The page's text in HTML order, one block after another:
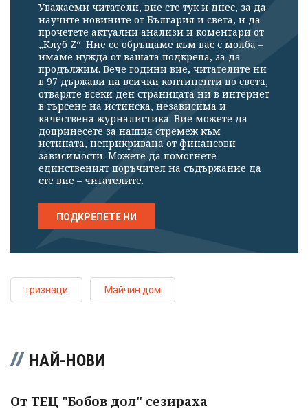
излязохте от
профила си!
Уважаеми читатели, вие сте тук и днес, за да
научите новините от България и света, и да
прочетете актуални анализи и коментари от
„Клуб Z“. Ние се обръщаме към вас с молба –
имаме нужда от вашата подкрепа, за да
продължим. Вече години вие, читателите ни
в 97 държави на всички континенти по света,
отваряте всеки ден страницата ни в интернет
в търсене на истинска, независима и
качествена журналистика. Вие можете да
допринесете за нашия стремеж към
истината, неприкривана от финансови
зависимости. Можете да помогнете
единственият поръчител на съдържание да
сте вие – читателите.
ПОДКРЕПЕТЕ НИ
тризнаци Майчин дом
НАЙ-НОВИ
От ТЕЦ "Бобов дол" сезираха